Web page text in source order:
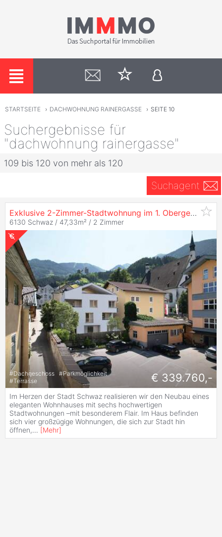
STARTSEITE › DACHWOHNUNG RAINERGASSE › SEITE 10
Suchergebnisse für
"dachwohnung rainergasse"
109 bis 120 von mehr als 120
Suchagent
Exklusive 2-Zimmer-Stadtwohnung im 1. Obergeschoss - Top 4 - Neubauprojekt im Herzen von Schwaz
6130 Schwaz / 47,33m² / 2 Zimmer
#Dachgeschoss #Parkmöglichkeit
#Terrasse € 339.760,-
Im Herzen der Stadt Schwaz realisieren wir den Neubau eines
eleganten Wohnhauses mit sechs hochwertigen
Stadtwohnungen –mit besonderem Flair. Im Haus befinden
sich vier großzügige Wohnungen, die sich zur Stadt hin
öffnen,... [Mehr]